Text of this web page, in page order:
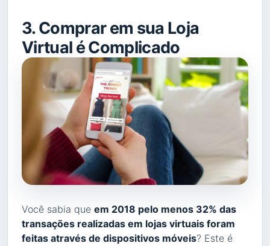
3. Comprar em sua Loja
Virtual é Complicado
Você sabia que em 2018 pelo menos 32% das
transações realizadas em lojas virtuais foram
feitas através de dispositivos móveis? Este é